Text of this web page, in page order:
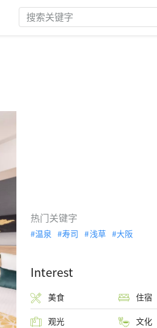
热门关键字
温泉 寿司 浅草 大阪
Interest
美食 住宿
观光 文化